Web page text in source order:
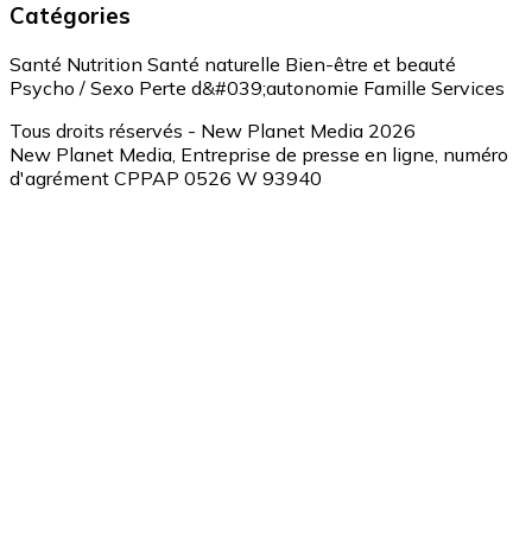
Catégories
Santé Nutrition Santé naturelle Bien-être et beauté
Psycho / Sexo Perte d&#039;autonomie Famille Services
Tous droits réservés - New Planet Media 2026
New Planet Media, Entreprise de presse en ligne, numéro
d'agrément CPPAP 0526 W 93940